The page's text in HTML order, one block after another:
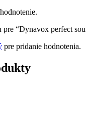
pre “Dynavox perfect
pre pridanie hodnotenia.